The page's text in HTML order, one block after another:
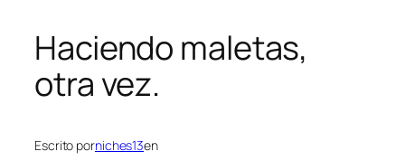
Haciendo maletas,
otra vez.
Escrito porniches13en